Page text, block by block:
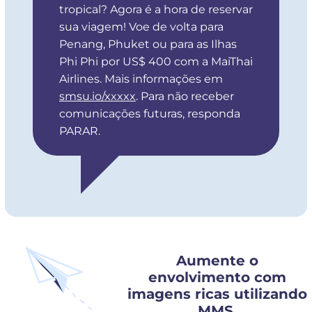
tropical? Agora é a hora de reservar
sua viagem! Voe de volta para
Penang, Phuket ou para as Ilhas
Phi Phi por US$ 400 com a MaiThai
Airlines. Mais informações em
smsu.io/xxxxx. Para não receber
comunicações futuras, responda
PARAR.
Aumente o
envolvimento com
imagens ricas utilizando